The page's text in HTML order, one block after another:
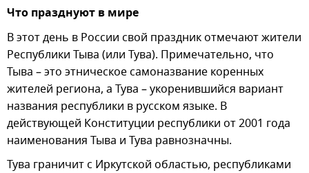
Что празднуют в мире
В этот день в России свой праздник отмечают жители
Республики Тыва (или Тува). Примечательно, что
Тыва – это этническое самоназвание коренных
жителей региона, а Тува – укоренившийся вариант
названия республики в русском языке. В
действующей Конституции республики от 2001 года
наименования Тыва и Тува равнозначны.
Тува граничит с Иркутской областью, республиками